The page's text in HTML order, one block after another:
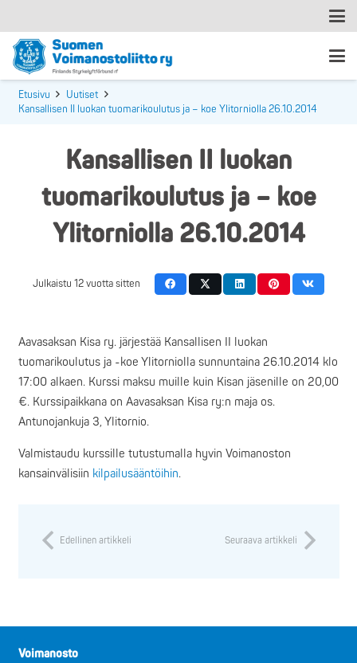
Etusivu
Uutiset
Kansallisen II luokan tuomarikoulutus ja – koe Ylitorniolla 26.10.2014
Kansallisen II luokan
tuomarikoulutus ja – koe
Ylitorniolla 26.10.2014
Julkaistu 12 vuotta sitten
Aavasaksan Kisa ry. järjestää Kansallisen II luokan
tuomarikoulutus ja -koe Ylitorniolla sunnuntaina 26.10.2014 klo
17:00 alkaen. Kurssi maksu muille kuin Kisan jäsenille on 20,00
€. Kurssipaikkana on Aavasaksan Kisa ry:n maja os.
Antunojankuja 3, Ylitornio.
Valmistaudu kurssille tutustumalla hyvin Voimanoston
kansainvälisiin kilpailusääntöihin.
Edellinen artikkeli Seuraava artikkeli
Voimanosto